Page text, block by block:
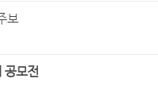
보
공모전